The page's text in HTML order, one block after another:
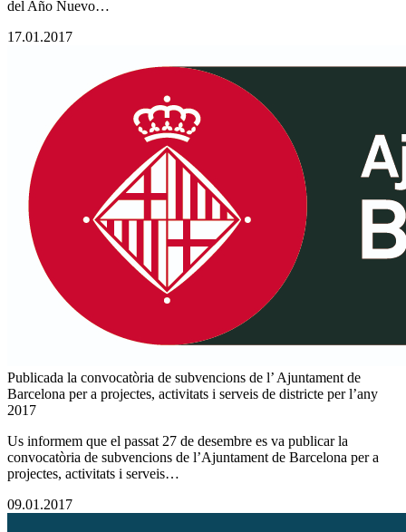
del Año Nuevo…
17.01.2017
Publicada la convocatòria de subvencions de l’ Ajuntament de
Barcelona per a projectes, activitats i serveis de districte per l’any
2017
Us informem que el passat 27 de desembre es va publicar la
convocatòria de subvencions de l’Ajuntament de Barcelona per a
projectes, activitats i serveis…
09.01.2017